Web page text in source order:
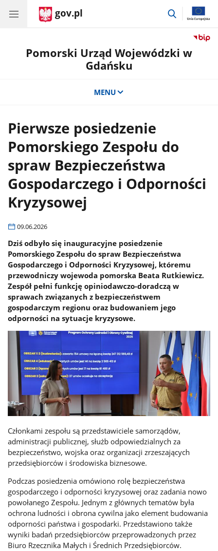
gov.pl
przejdź
Pomorski Urząd Wojewódzki w
Gdańsku
MENU
Pierwsze posiedzenie
Pomorskiego Zespołu do
spraw Bezpieczeństwa
Gospodarczego i Odporności
Kryzysowej
09.06.2026
Dziś odbyło się inauguracyjne posiedzenie
Pomorskiego Zespołu do spraw Bezpieczeństwa
Gospodarczego i Odporności Kryzysowej, któremu
przewodniczy wojewoda pomorska Beata Rutkiewicz.
Zespół pełni funkcję opiniodawczo-doradczą w
sprawach związanych z bezpieczeństwem
gospodarczym regionu oraz budowaniem jego
odporności na sytuacje kryzysowe.
Członkami zespołu są przedstawiciele samorządów,
administracji publicznej, służb odpowiedzialnych za
bezpieczeństwo, wojska oraz organizacji zrzeszających
przedsiębiorców i środowiska biznesowe.
Podczas posiedzenia omówiono rolę bezpieczeństwa
gospodarczego i odporności kryzysowej oraz zadania nowo
powołanego Zespołu. Jednym z głównych tematów była
ochrona ludności i obrona cywilna jako element budowania
odporności państwa i gospodarki. Przedstawiono także
wyniki badań przedsiębiorców przeprowadzonych przez
Biuro Rzecznika Małych i Średnich Przedsiębiorców.